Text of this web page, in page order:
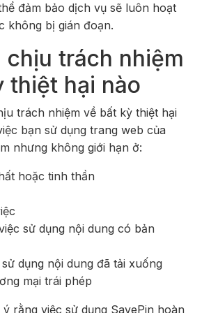
đảm bảo dịch vụ sẽ luôn hoạt
không bị gián đoạn.
chịu trách nhiệm
thiệt hại nào
trách nhiệm về bất kỳ thiệt hại
bạn sử dụng trang web của
nhưng không giới hạn ở:
hoặc tinh thần
sử dụng nội dung có bản
dụng nội dung đã tải xuống
mại trái phép
rằng việc sử dụng SavePin hoàn